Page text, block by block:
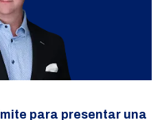
para presentar una